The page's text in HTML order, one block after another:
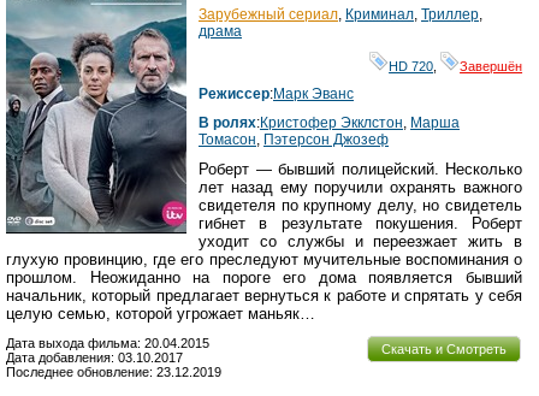
Зарубежный сериал, Криминал, Триллер,
драма
HD 720 Завершён
Режиссер:Марк Эванс
В ролях:Кристофер Экклстон, Марша
Томасон, Пэтерсон Джозеф
Роберт — бывший полицейский. Несколько
лет назад ему поручили охранять важного
свидетеля по крупному делу, но свидетель
гибнет в результате покушения. Роберт
уходит со службы и переезжает жить в
глухую провинцию, где его преследуют мучительные воспоминания о
прошлом. Неожиданно на пороге его дома появляется бывший
начальник, который предлагает вернуться к работе и спрятать у себя
целую семью, которой угрожает маньяк…
Скачать и Смотреть
Дата выхода фильма: 20.04.2015
Дата добавления: 03.10.2017
Последнее обновление: 23.12.2019